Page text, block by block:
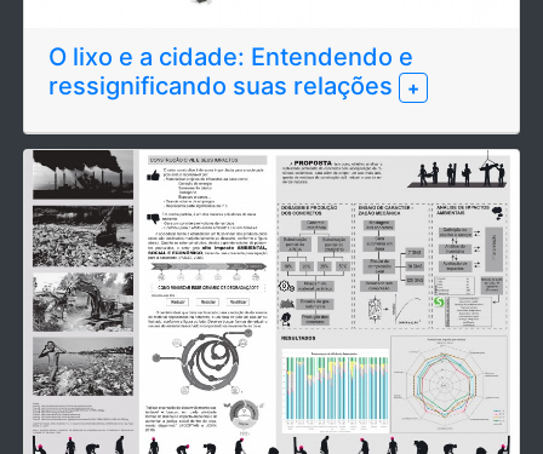
O lixo e a cidade: Entendendo e
ressignificando suas relações
+